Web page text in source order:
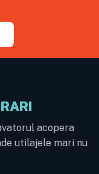
acopera
utilajele mari nu